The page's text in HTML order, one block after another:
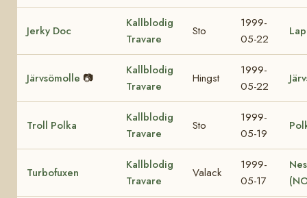
Jerky Doc
Kallblodig
Travare
Sto
1999-
05-22
Järvsömolle 📷
Kallblodig
Travare
Hingst
1999-
05-22
Troll Polka
Kallblodig
Travare
Sto
1999-
05-19
Turbofuxen
Kallblodig
Travare
Valack
1999-
05-17